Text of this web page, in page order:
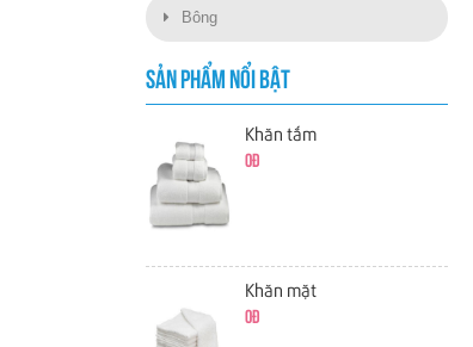
Bông
SẢN PHẨM NỔI BẬT
Khăn tắm
0đ
Khăn mặt
0đ